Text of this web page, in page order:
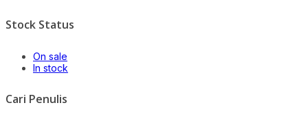
Stock Status
On sale
In stock
Cari Penulis